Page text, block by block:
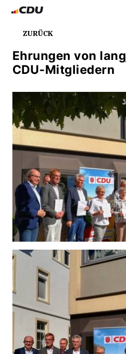
ZURÜCK
Ehrungen von
CDU-Mitgliedern